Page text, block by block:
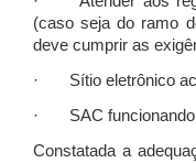
(caso seja do ramo
deve cumprir as
· Sítio eletrônico
· SAC funcionando
Constatada a